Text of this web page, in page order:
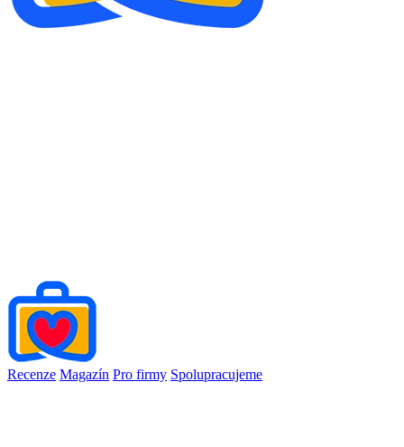
Recenze Magazín Pro firmy Spolupracujeme